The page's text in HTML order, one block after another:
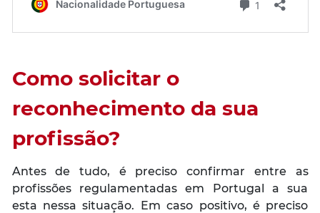
Como solicitar o
reconhecimento da sua
profissão?
Antes de tudo, é preciso confirmar entre as
profissões regulamentadas em Portugal a sua
esta nessa situação. Em caso positivo, é preciso